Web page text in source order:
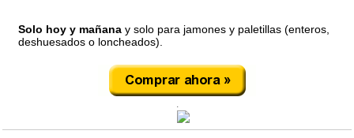
Solo hoy y mañana y solo para jamones y paletillas (enteros,
deshuesados o loncheados).
.